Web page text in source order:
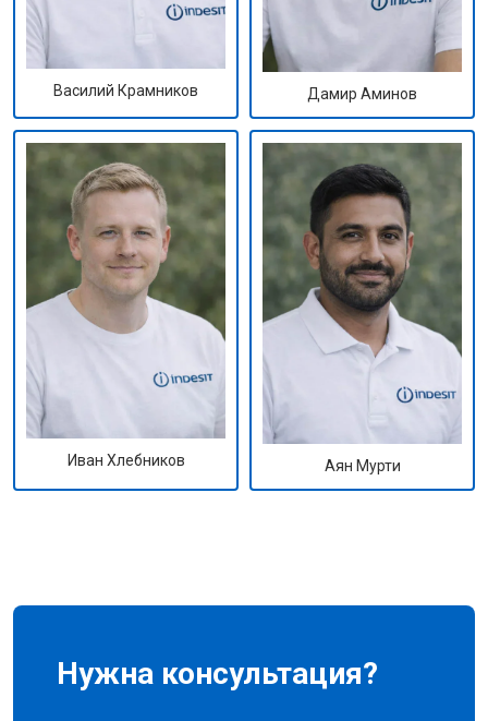
Василий Крамников Дамир Аминов
Иван Хлебников Аян Мурти
Нужна консультация?